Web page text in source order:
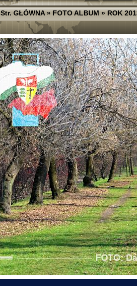
Str. GŁÓWNA»FOTO ALBUM»ROK